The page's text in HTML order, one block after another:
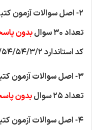
2- اصل سوالات آزمون
تعداد 30 سوال
بدون
کد استاندارد 7/54/54/3/2
3- اصل سوالات آزمون
تعداد 25 سوال
بدون
4- اصل سوالات آزمون